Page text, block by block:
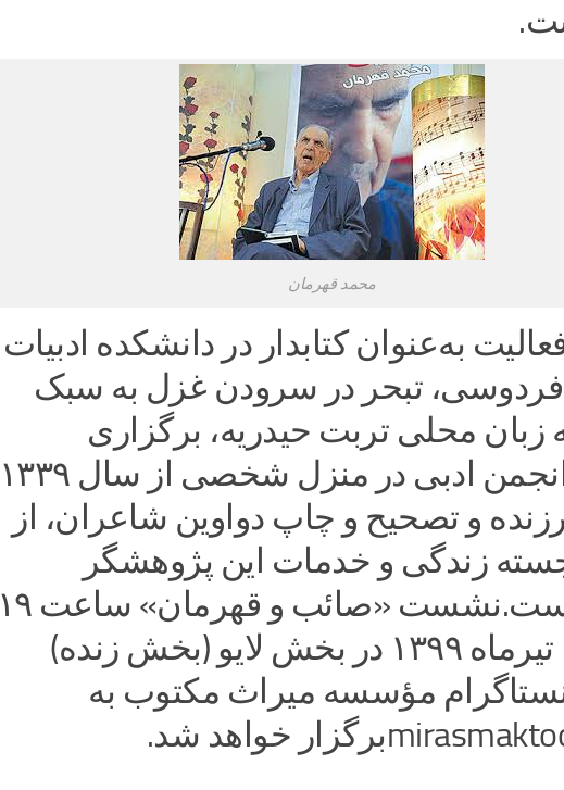
محمد قهرمان
فعالیت به‌عنوان کتابدار در دانشکده ادبیات
فردوسی، تبحر در سرودن غزل به سبک
زبان محلی تربت حیدریه، برگزاری
و تصحیح و چاپ دواوین شاعران، از
زندگی و خدمات این پژوهشگر
ارجمند است.‌‌نشست «صائب و قهرمان» ساعت ۱۹
امروز ۱۰ تیرماه ۱۳۹۹ در بخش لایو (بخش زنده)
مؤسسه میراث مکتوب به